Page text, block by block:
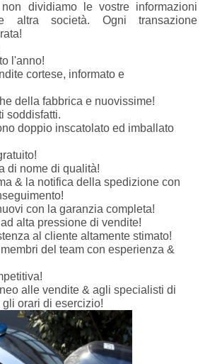
dividiamo le vostre informazioni
altra società. Ogni transazione
l'anno!
cortese, informato e
della fabbrica e nuovissime!
soddisfatti.
doppio inscatolato ed imballato
di nome di qualità!
& la notifica della spedizione con
con la garanzia completa!
alta pressione di vendite!
al cliente altamente stimato!
del team con esperienza &
alle vendite & agli specialisti di
orari di esercizio!